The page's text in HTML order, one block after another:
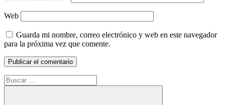
Web
Guarda mi nombre, correo electrónico y web en este navegador
para la próxima vez que comente.
Buscar: